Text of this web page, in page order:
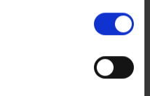
Städten wird vor Ort
fällig. Die